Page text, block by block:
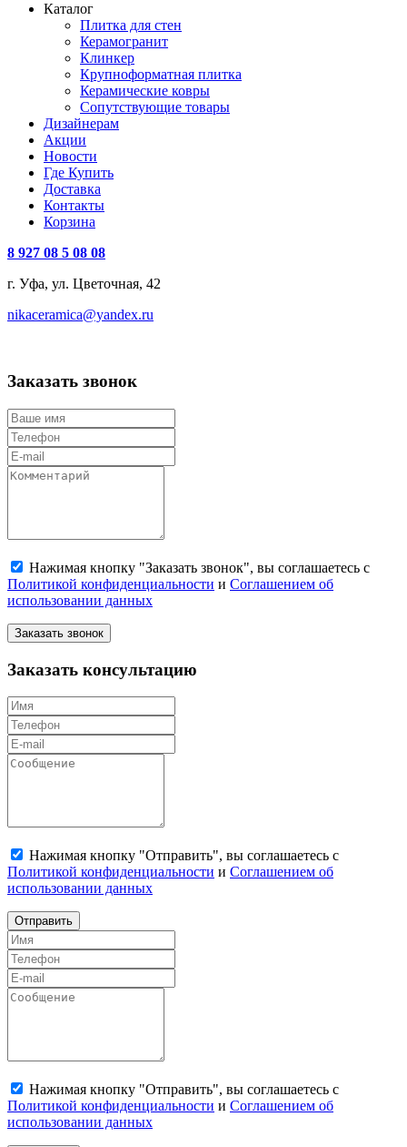
Каталог
Плитка для стен
Керамогранит
Клинкер
Крупноформатная плитка
Керамические ковры
Сопутствующие товары
Дизайнерам
Акции
Новости
Где Купить
Доставка
Контакты
Корзина
8 927 08 5 08 08
г. Уфа, ул. Цветочная, 42
nikaceramica@yandex.ru
Заказать звонок
Нажимая кнопку "Заказать звонок", вы соглашаетесь с
Политикой конфиденциальности и Соглашением об
использовании данных
Заказать звонок
Заказать консультацию
Нажимая кнопку "Отправить", вы соглашаетесь с
Политикой конфиденциальности и Соглашением об
использовании данных
Отправить
Нажимая кнопку "Отправить", вы соглашаетесь с
Политикой конфиденциальности и Соглашением об
использовании данных